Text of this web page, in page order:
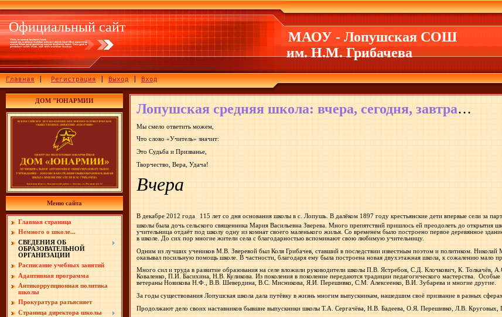
Официальный сайт
Главная |Регистрация|Выход|Вход
МАОУ - Лопушская СОШ
им. Н.М. Грибачева
ДОМ "ЮНАРМИИ
Меню сайта
Главная страница
Немного о школе...
СВЕДЕНИЯ ОБ
ОБРАЗОВАТЕЛЬНОЙ
ОРГАНИЗАЦИИ
Расписание учебных занятий
Адаптивная программа
Антикоррупционная политика
школы
Прокуратура разъясняет
Страница директора школы
Лопушская средняя школа: вчера, сегодня, завтра…
Мы смело ответить можем,
Что слово «Учитель» значит:
Это Судьба и Призванье,
Творчество, Вера, Удача!
Вчера
В декабре 2012 года
115 лет со дня основания школы в с. Лопушь. В далёком 1897 году крестьянские дети впервые сели за
школы была дочь сельского священника Мария Васильевна Зверева. Много препятствий пришлось ей преодолеть до открытия
учительница отдаёт под школу одну из комнат своего маленького жилья. Со временем было построено первое деревянное
в школе. До сих пор многие жители села с благодарностью вспоминают свою любимую учительницу.
Одним из лучших учеников М.В. Зверевой был Коля Грибачев, ставший в последствии известным поэтом и политиком. Николай
оказывал посильную помощь школе. В частности, благодаря ему была построена новая двухэтажная школа, к сожалению мало
Много сил и труда в развитие образования на селе вложили руководители школы П.В. Ястребов, С.Д. Клочкович, К.
Коваленко, П.И. Басихина, Н.В. Куликова. Из поколения в поколение передаются традиции педагогического мастерства.
Особые
ветераны Новикова Н.Ф., В.В. Шевердина, В.С. Мисникова, Я.И. Перешивко, С.М. Алексеенко, В.И. Зубарева и многие другие.
За годы существования Лопушская школа дала путёвку в жизнь многим выпускникам, нашедшим своё призвание в разных сферах
Продолжают дело своих наставников бывшие выпускники школы Т.А. Сергачёва, Н.В. Бадеева, О.Я. Перешивко, Л.В.